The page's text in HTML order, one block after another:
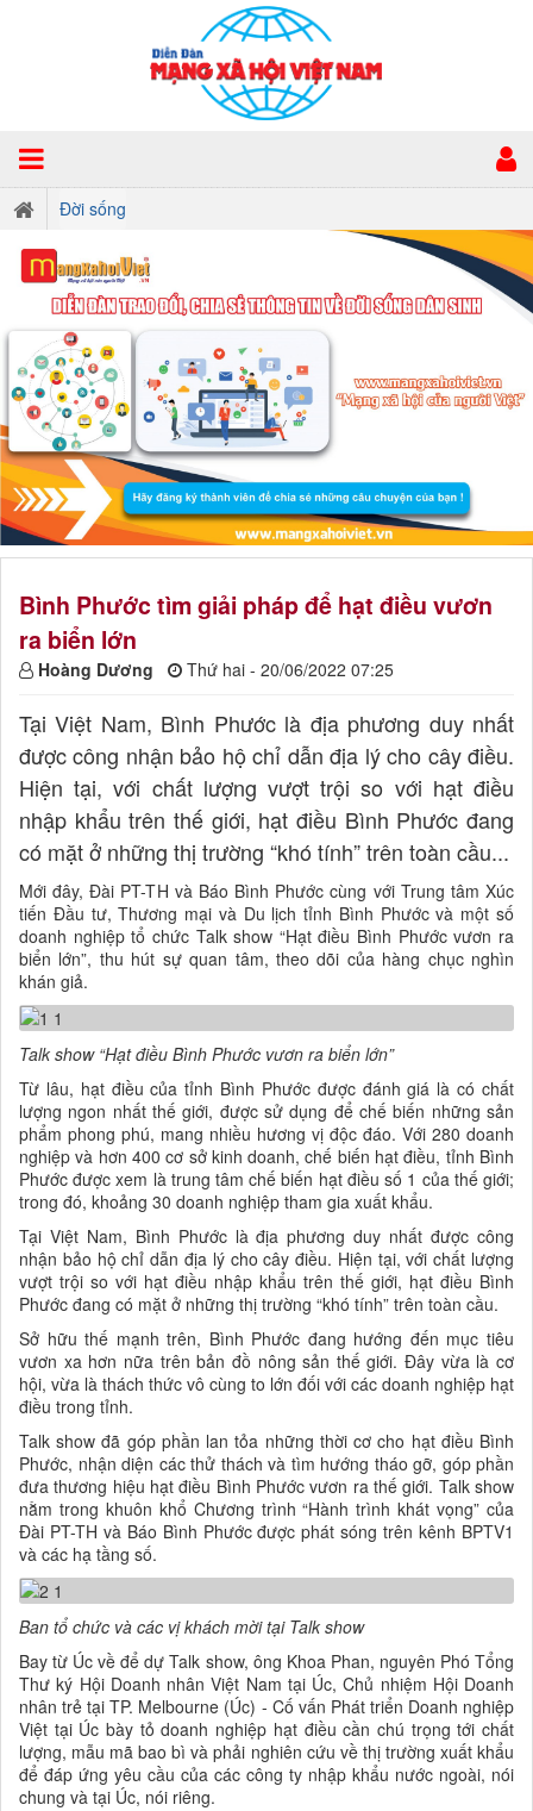
Đời sống
Bình Phước tìm giải pháp để hạt điều vươn
ra biển lớn
Hoàng Dương Thứ hai - 20/06/2022 07:25
Tại Việt Nam, Bình Phước là địa phương duy nhất
được công nhận bảo hộ chỉ dẫn địa lý cho cây điều.
Hiện tại, với chất lượng vượt trội so với hạt điều
nhập khẩu trên thế giới, hạt điều Bình Phước đang
có mặt ở những thị trường “khó tính” trên toàn cầu...
Mới đây, Đài PT-TH và Báo Bình Phước cùng với Trung tâm Xúc
tiến Đầu tư, Thương mại và Du lịch tỉnh Bình Phước và một số
doanh nghiệp tổ chức Talk show “Hạt điều Bình Phước vươn ra
biển lớn”, thu hút sự quan tâm, theo dõi của hàng chục nghìn
khán giả.
Talk show “Hạt điều Bình Phước vươn ra biển lớn”
Từ lâu, hạt điều của tỉnh Bình Phước được đánh giá là có chất
lượng ngon nhất thế giới, được sử dụng để chế biến những sản
phẩm phong phú, mang nhiều hương vị độc đáo. Với 280 doanh
nghiệp và hơn 400 cơ sở kinh doanh, chế biến hạt điều, tỉnh Bình
Phước được xem là trung tâm chế biến hạt điều số 1 của thế giới;
trong đó, khoảng 30 doanh nghiệp tham gia xuất khẩu.
Tại Việt Nam, Bình Phước là địa phương duy nhất được công
nhận bảo hộ chỉ dẫn địa lý cho cây điều. Hiện tại, với chất lượng
vượt trội so với hạt điều nhập khẩu trên thế giới, hạt điều Bình
Phước đang có mặt ở những thị trường “khó tính” trên toàn cầu.
Sở hữu thế mạnh trên, Bình Phước đang hướng đến mục tiêu
vươn xa hơn nữa trên bản đồ nông sản thế giới. Đây vừa là cơ
hội, vừa là thách thức vô cùng to lớn đối với các doanh nghiệp hạt
điều trong tỉnh.
Talk show đã góp phần lan tỏa những thời cơ cho hạt điều Bình
Phước, nhận diện các thử thách và tìm hướng tháo gỡ, góp phần
đưa thương hiệu hạt điều Bình Phước vươn ra thế giới. Talk show
nằm trong khuôn khổ Chương trình “Hành trình khát vọng” của
Đài PT-TH và Báo Bình Phước được phát sóng trên kênh BPTV1
và các hạ tầng số.
Ban tổ chức và các vị khách mời tại Talk show
Bay từ Úc về để dự Talk show, ông Khoa Phan, nguyên Phó Tổng
Thư ký Hội Doanh nhân Việt Nam tại Úc, Chủ nhiệm Hội Doanh
nhân trẻ tại TP. Melbourne (Úc) - Cố vấn Phát triển Doanh nghiệp
Việt tại Úc bày tỏ doanh nghiệp hạt điều cần chú trọng tới chất
lượng, mẫu mã bao bì và phải nghiên cứu về thị trường xuất khẩu
để đáp ứng yêu cầu của các công ty nhập khẩu nước ngoài, nói
chung và tại Úc, nói riêng.